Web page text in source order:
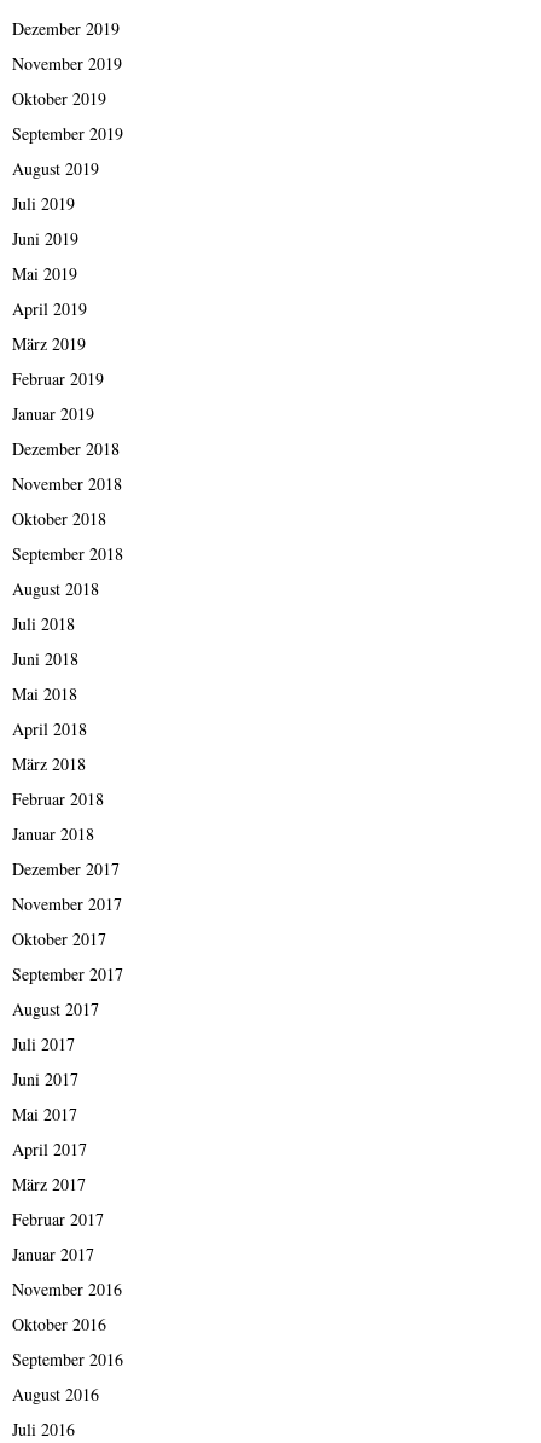
Dezember 2019
November 2019
Oktober 2019
September 2019
August 2019
Juli 2019
Juni 2019
Mai 2019
April 2019
März 2019
Februar 2019
Januar 2019
Dezember 2018
November 2018
Oktober 2018
September 2018
August 2018
Juli 2018
Juni 2018
Mai 2018
April 2018
März 2018
Februar 2018
Januar 2018
Dezember 2017
November 2017
Oktober 2017
September 2017
August 2017
Juli 2017
Juni 2017
Mai 2017
April 2017
März 2017
Februar 2017
Januar 2017
November 2016
Oktober 2016
September 2016
August 2016
Juli 2016